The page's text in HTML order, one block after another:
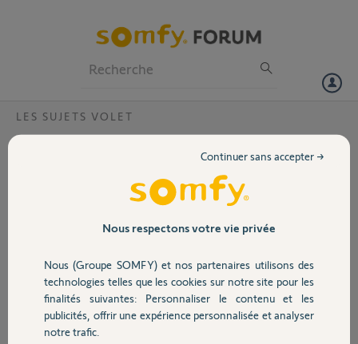
Volet
Sécurité
Domotique
LES SUJETS VOLET
Mes volets IO RS100 Solaire ne semblent
pas être détectées par ma TaHoma Switch
Pour contextualiser, il y a quelques jours, un technicien est venu
m’installer trois volets roulants Somfy IO RS100 solaires.
Protect IO, et les fins de course ont été correctement paramétrées.
Souhaitant pouvoir piloter mes volets à distance, j’ai acheté une
TaHoma Switch.
J’ai procédé à sa configuration via l’application dédiée, sans problème
Nous respectons votre vie privée
Nous (Groupe SOMFY) et nos partenaires utilisons des
technologies telles que les cookies sur notre site pour les
finalités suivantes: Personnaliser le contenu et les
publicités, offrir une expérience personnalisée et analyser
notre trafic.
Continuer sans accepter →